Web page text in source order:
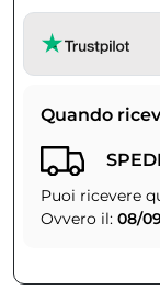
Quando
Puoi ricevere
Ovvero il: 08/